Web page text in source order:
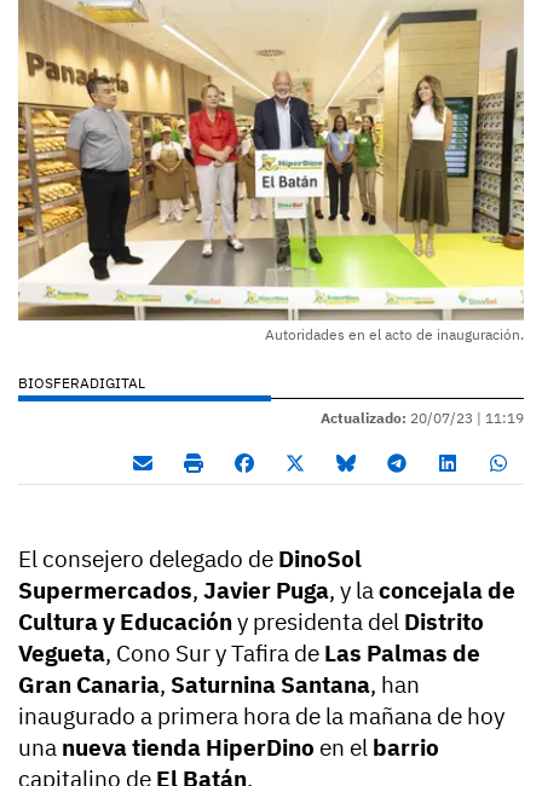
Autoridades en el acto de inauguración.
BIOSFERADIGITAL
Actualizado: 20/07/23 | 11:19
El consejero delegado de DinoSol
Supermercados, Javier Puga, y la concejala de
Cultura y Educacióny presidenta del Distrito
Vegueta, Cono Sur y Tafira de Las Palmas de
Gran Canaria, Saturnina Santana, han
inaugurado a primera hora de la mañana de hoy
una nueva tienda HiperDino en el barrio
capitalino de El Batán.